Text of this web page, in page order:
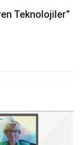
Teknolojiler”